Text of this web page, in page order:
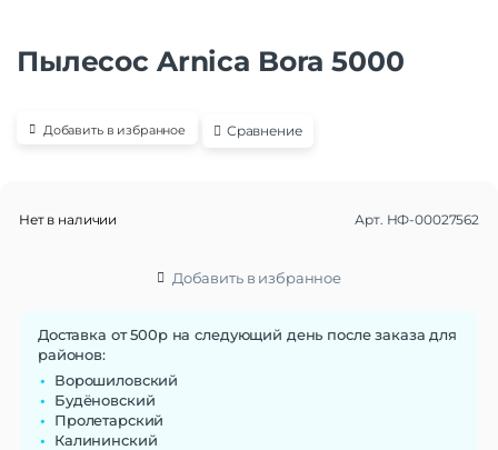
Пылесос Arnica Bora 5000
Добавить в избранное Сравнение
Нет в наличии Арт. НФ-00027562
Добавить в избранное
Доставка от 500р на следующий день после заказа для
районов:
Ворошиловский
Будёновский
Пролетарский
Калининский